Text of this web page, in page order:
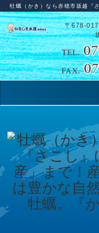
牡蠣（かき）なら赤穂市坂越『
〒678-